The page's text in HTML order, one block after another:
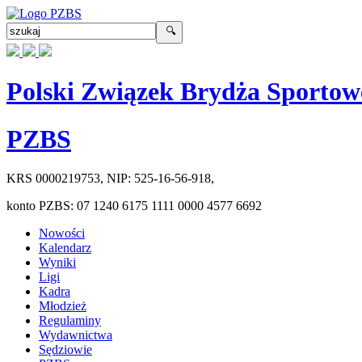
Polski Związek Brydża
PZBS
KRS 0000219753, NIP: 525-16-56-918,
konto PZBS: 07 1240 6175 1111 0000 4577 6692
Nowości
Kalendarz
Wyniki
Ligi
Kadra
Młodzież
Regulaminy
Wydawnictwa
Sędziowie